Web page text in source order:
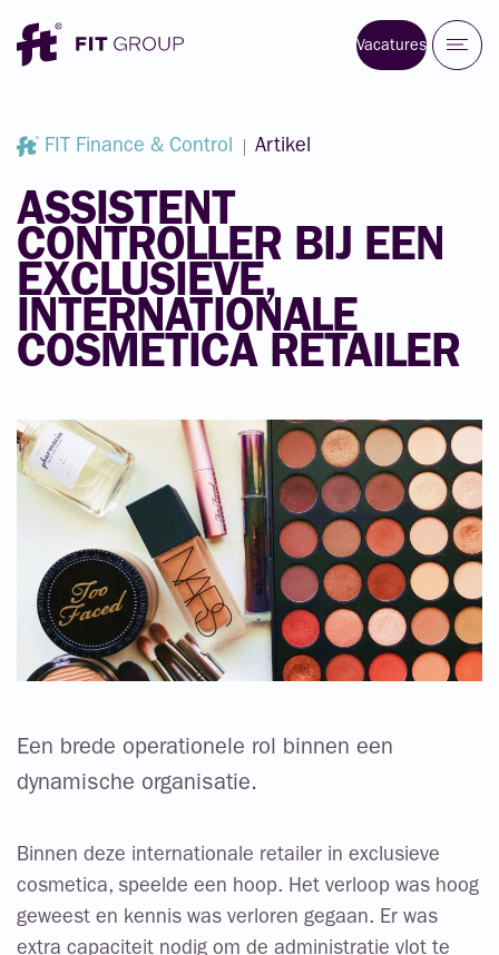
Vacatures
FIT Finance & Control Artikel
ASSISTENT
CONTROLLER BIJ EEN
EXCLUSIEVE,
INTERNATIONALE
COSMETICA RETAILER
Een brede operationele rol binnen een
dynamische organisatie.
Binnen deze internationale retailer in exclusieve
cosmetica, speelde een hoop. Het verloop was hoog
geweest en kennis was verloren gegaan. Er was
extra capaciteit nodig om de administratie vlot te